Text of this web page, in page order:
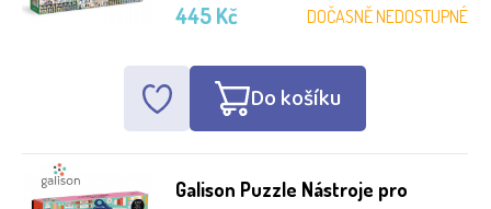
DOČASNĚ NEDOSTUPNÉ
445 Kč
Do košíku
Galison Puzzle Nástroje pro